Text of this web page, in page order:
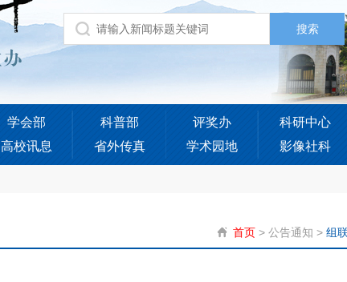
学会部 科普部 评奖办 科研中心
高校讯息 省外传真 学术园地 影像社科
首页> 公告通知 > 组